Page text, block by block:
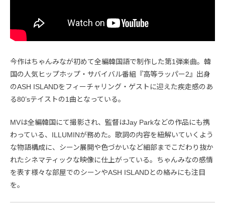
今作はちゃんみなが初めて全編韓国語で制作した第1弾楽曲。韓
国の人気ヒップホップ・サバイバル番組『高等ラッパー2』出身
のASH ISLANDをフィーチャリング・ゲストに迎えた疾走感のあ
る80’sテイストの1曲となっている。
MVは全編韓国にて撮影され、監督はJay Parkなどの作品にも携
わっている、ILLUMINが務めた。歌詞の内容を紐解いていくよう
な物語構成に、シーン展開や色づかいなど細部までこだわり抜か
れたシネマティックな映像に仕上がっている。ちゃんみなの感情
を表す様々な部屋でのシーンやASH ISLANDとの絡みにも注目
を。